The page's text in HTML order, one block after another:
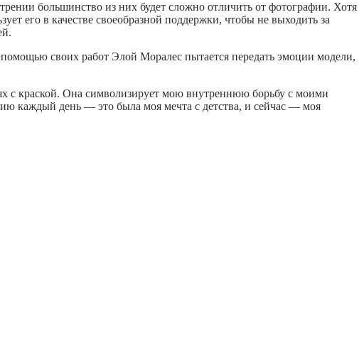
большинство из них будет сложно отличить от фотографии. Хотя
его в качестве своеобразной поддержки, чтобы не выходить за
своих работ Элой Моралес пытается передать эмоции модели,
с краской. Она символизирует мою внутреннюю борьбу с моими
каждый день — это была моя мечта с детства, и сейчас — моя